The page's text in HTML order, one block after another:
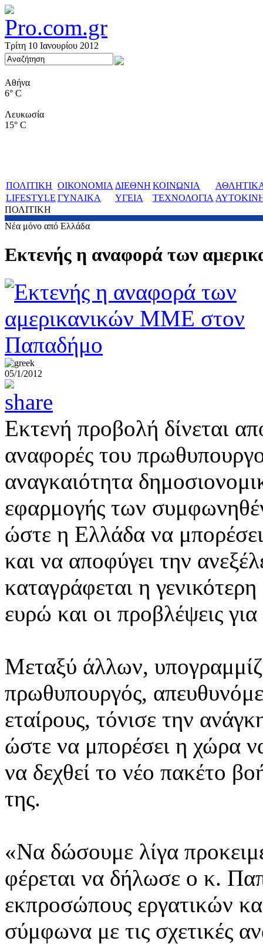
Τρίτη 10 Ιανουρίου 2012
Αθήνα
6° C
Λευκωσία
15° C
ΠΟΛΙΤΙΚΗ ΟΙΚΟΝΟΜΙΑ ΔΙΕΘΝΗ ΚΟΙΝΩΝΙΑ
LIFESTYLE ΓΥΝΑΙΚΑ ΥΓΕΙΑ ΤΕΧΝΟΛΟΓΙΑ
ΠΟΛΙΤΙΚΗ
Νέα μόνο από Ελλάδα
Εκτενής η αναφορά των
05/1/2012
Εκτενή προβολή δίνεται
αναφορές του
αναγκαιότητα
εφαρμογής των
ώστε η Ελλάδα να
και να αποφύγει την
καταγράφεται η
ευρώ και οι προβλέψεις
Μεταξύ άλλων,
πρωθυπουργός,
εταίρους, τόνισε την
ώστε να μπορέσει η χώρα
να δεχθεί το νέο πακέτο
της.
«Να δώσουμε λίγα
φέρεται να δήλωσε ο κ.
εκπροσώπους εργατικών
σύμφωνα με τις σχετικές